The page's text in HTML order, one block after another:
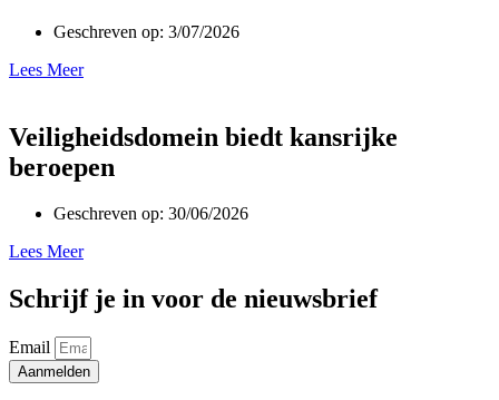
Geschreven op: 3/07/2026
Lees Meer
Veiligheidsdomein biedt kansrijke
beroepen
Geschreven op: 30/06/2026
Lees Meer
Schrijf je in voor de nieuwsbrief
Email
Aanmelden